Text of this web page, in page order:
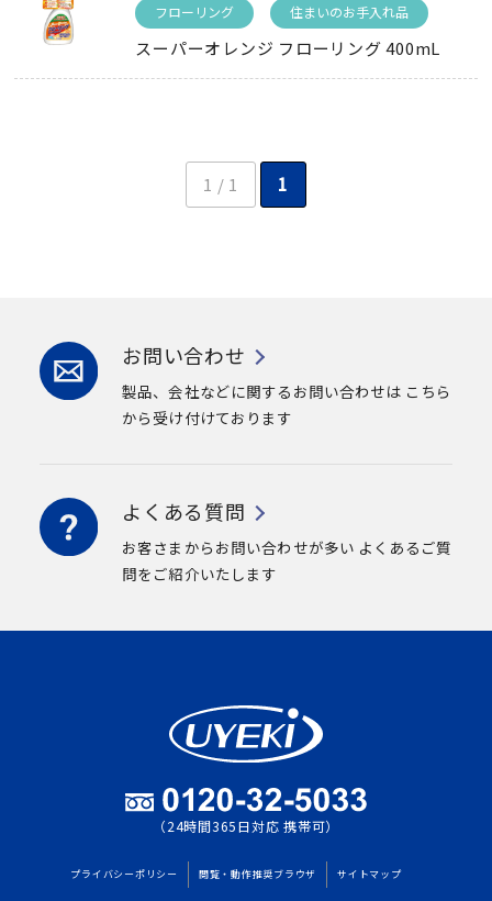
フローリング
住まいのお手入れ品
スーパーオレンジ フローリング 400mL
1 / 1 1
お問い合わせ
製品、会社などに関するお問い合わせは こちら
から受け付けております
よくある質問
お客さまからお問い合わせが多い よくあるご質
問をご紹介いたします
（24時間365日対応 携帯可）
プライバシーポリシー 閲覧・動作推奨ブラウザ サイトマップ